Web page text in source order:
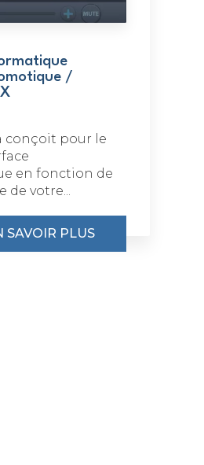
/
conçoit pour le
en fonction de
votre...
SAVOIR PLUS